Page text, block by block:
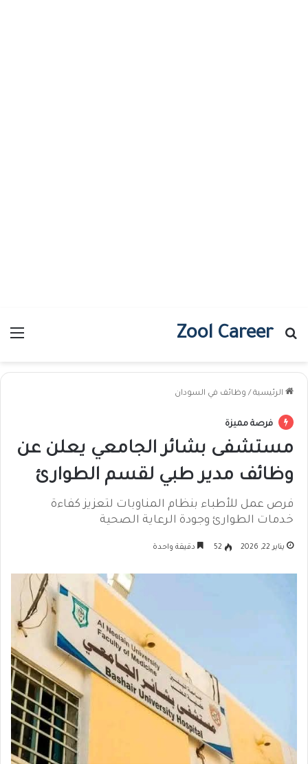
Zool Career
بحث عن
الرئيسية / وظائف في السودان
فرصة مميزة
مستشفى بشائر الجامعي يعلن عن
وظائف مدير طبي لقسم الطوارئ
فرص عمل للأطباء بنظام المناوبات لتعزيز كفاءة
خدمات الطوارئ وجودة الرعاية الصحية
يناير 22, 2026 52 دقيقة واحدة